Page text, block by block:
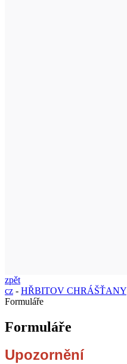
zpět
cz - HŘBITOV CHRÁŠŤANY
Formuláře
Formuláře
Upozornění